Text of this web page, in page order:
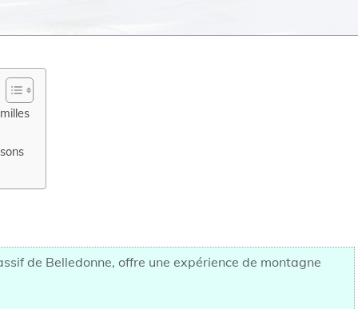
de Belledonne, offre une expérience de montagne